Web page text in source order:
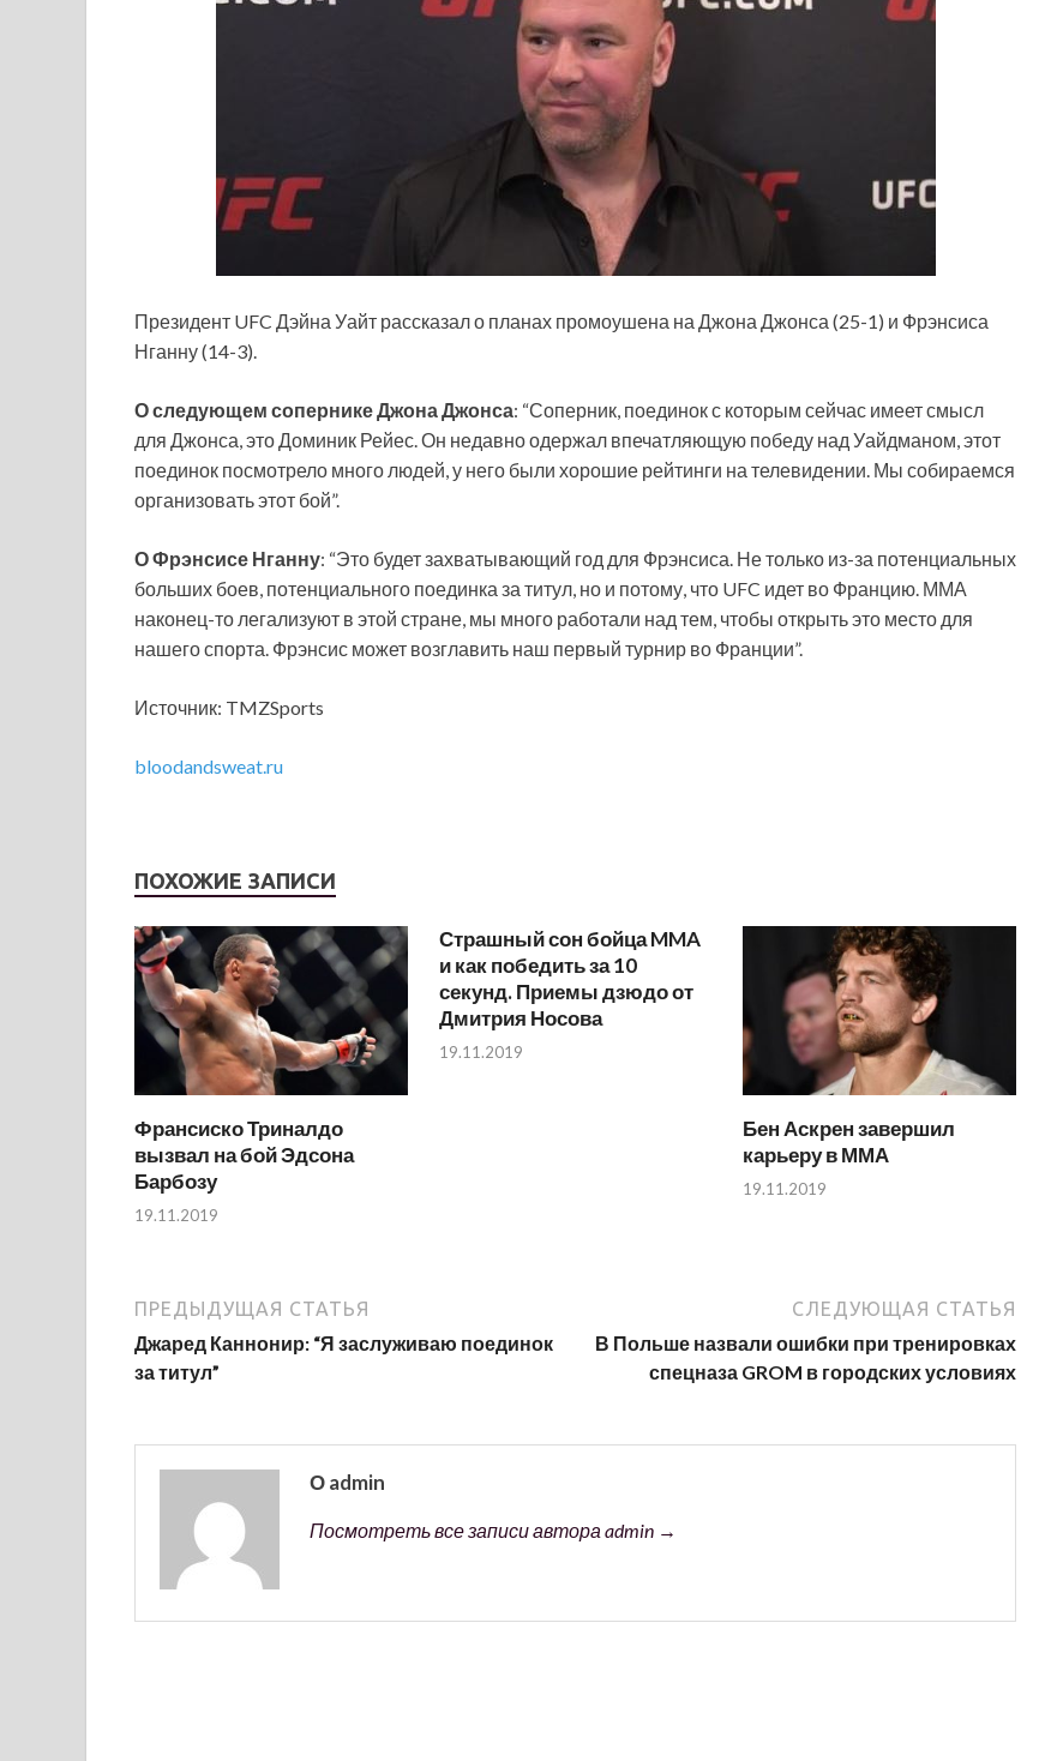
Президент UFC Дэйна Уайт рассказал о планах промоушена на Джона Джонса (25-1) и Фрэнсиса
Нганну (14-3).
О следующем сопернике Джона Джонса: “Соперник, поединок с которым сейчас имеет смысл
для Джонса, это Доминик Рейес. Он недавно одержал впечатляющую победу над Уайдманом,этот
поединок посмотрело много людей, у него были хорошие рейтинги на телевидении. Мы собираемся
организовать этот бой”.
О Фрэнсисе Нганну: “Это будет захватывающий год для Фрэнсиса. Не только из-за потенциальных
больших боев, потенциального поединка за титул, но и потому, что UFC идет во Францию. ММА
наконец-то легализуют в этой стране, мы много работали над тем, чтобы открыть это место для
нашего спорта. Фрэнсис может возглавить наш первый турнир во Франции”.
Источник: TMZSports
bloodandsweat.ru
ПОХОЖИЕ ЗАПИСИ
Франсиско Триналдо
вызвал на бой Эдсона
Барбозу
19.11.2019
Страшный сон бойца MMA
и как победить за 10
секунд. Приемы дзюдо от
Дмитрия Носова
19.11.2019
Бен Аскрен завершил
карьеру в ММА
19.11.2019
ПРЕДЫДУЩАЯ СТАТЬЯ
Джаред Каннонир: “Я заслуживаю поединок
за титул”
СЛЕДУЮЩАЯ СТАТЬЯ
В Польше назвали ошибки при тренировках
спецназа GROM в городских условиях
О admin
Посмотреть все записи автора admin →